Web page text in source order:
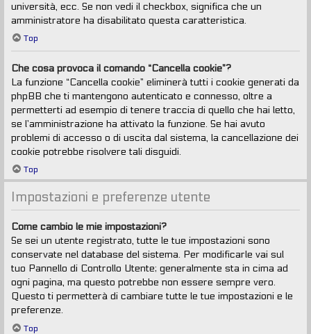
università, ecc. Se non vedi il checkbox, significa che un
amministratore ha disabilitato questa caratteristica.
Top
Che cosa provoca il comando “Cancella cookie”?
La funzione “Cancella cookie” eliminerà tutti i cookie generati da
phpBB che ti mantengono autenticato e connesso, oltre a
permetterti ad esempio di tenere traccia di quello che hai letto,
se l’amministrazione ha attivato la funzione. Se hai avuto
problemi di accesso o di uscita dal sistema, la cancellazione dei
cookie potrebbe risolvere tali disguidi.
Top
Impostazioni e preferenze utente
Come cambio le mie impostazioni?
Se sei un utente registrato, tutte le tue impostazioni sono
conservate nel database del sistema. Per modificarle vai sul
tuo Pannello di Controllo Utente; generalmente sta in cima ad
ogni pagina, ma questo potrebbe non essere sempre vero.
Questo ti permetterà di cambiare tutte le tue impostazioni e le
preferenze.
Top